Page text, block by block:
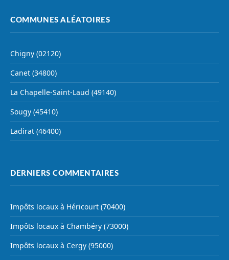
COMMUNES ALÉATOIRES
Chigny (02120)
Canet (34800)
La Chapelle-Saint-Laud (49140)
Sougy (45410)
Ladirat (46400)
DERNIERS COMMENTAIRES
Impôts locaux à Héricourt (70400)
Impôts locaux à Chambéry (73000)
Impôts locaux à Cergy (95000)